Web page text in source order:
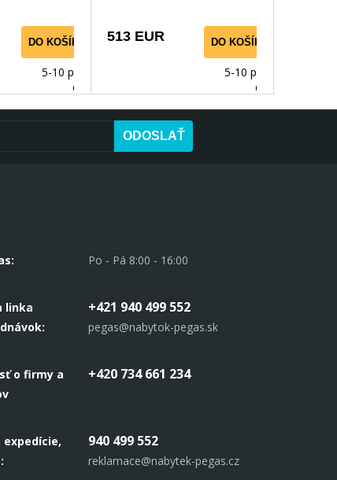
DO KOŠÍKA
5-10 prac.
dnů
513 EUR DO KOŠÍKA
5-10 prac.
dnů
ODOSLAŤ
Po - Pá 8:00 - 16:00
linka
+421 940 499 552
pegas@nabytok-pegas.sk
o firmy a
+420 734 661 234
expedície,
940 499 552
reklamace@nabytek-pegas.cz